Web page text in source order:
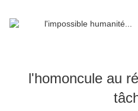
l'homoncule au